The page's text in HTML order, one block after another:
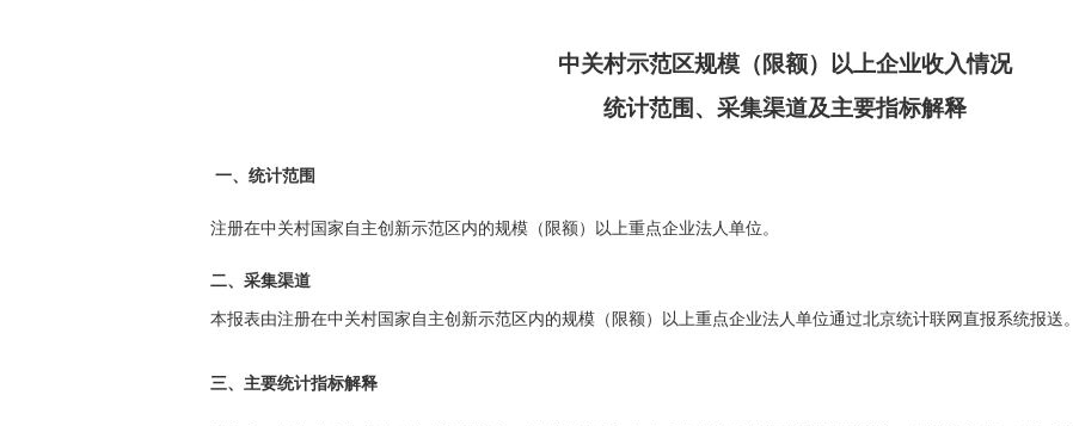
中关村示范区规模（限额）以上企业收入情况
统计范围、采集渠道及主要指标解释
一、统计范围
注册在中关村国家自主创新示范区内的规模（限额）以上重点企业法人单位。
二、采集渠道
本报表由注册在中关村国家自主创新示范区内的规模（限额）以上重点企业法人单位通过北京统计联网直报系统报送。
三、主要统计指标解释